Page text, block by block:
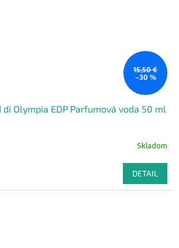
15,50 €
–30 %
Olympia EDP Parfumová voda 50 ml
Skladom
DETAIL